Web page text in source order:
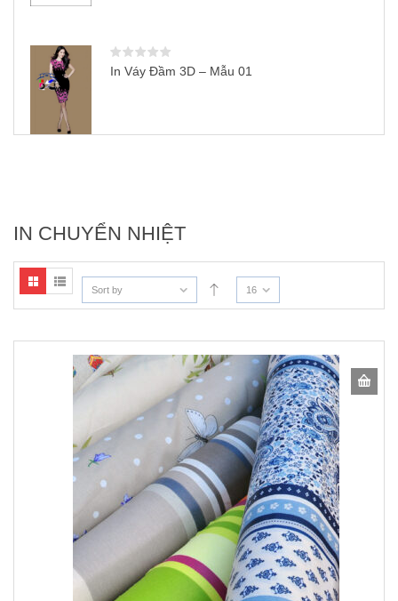
In Váy Đầm 3D – Mẫu 01
IN CHUYỂN NHIỆT
Sort by 16